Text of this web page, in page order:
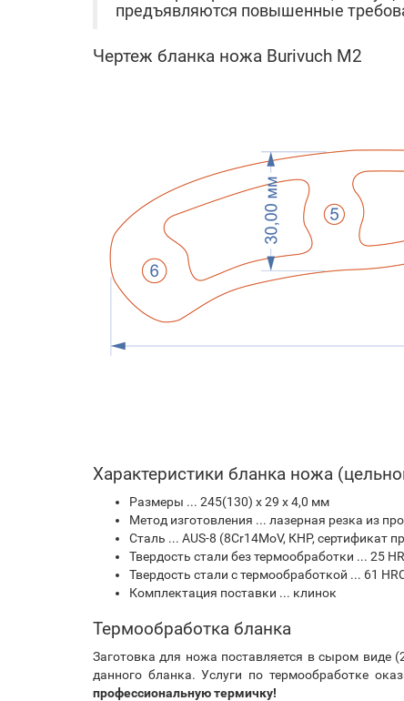
предъявляются повышенные
Чертеж бланка ножа Burivuch M2
Характеристики бланка ножа
Размеры ... 245(130) х 29 х 4,0 мм
Метод изготовления ... лазерная резка из
Сталь ... AUS-8 (8Cr14MoV, КНР, сертификат
Твердость стали без термообработки ... 25
Твердость стали с термообработкой ... 61
Комплектация поставки ... клинок
Термообработка бланка
Заготовка для ножа поставляется в сыром виде
данного бланка. Услуги по термообработке
профессиональную термичку!